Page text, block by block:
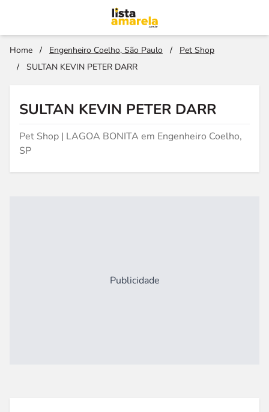
Home / Engenheiro Coelho, São Paulo /
Pet Shop
/
SULTAN KEVIN PETER DARR
SULTAN KEVIN PETER DARR
Pet Shop | LAGOA BONITA em Engenheiro Coelho,
SP
Publicidade